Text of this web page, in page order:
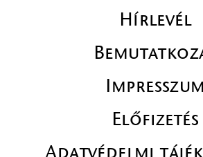
Hírlevél
Impresszum
Előfizetés
Adatvédelmi